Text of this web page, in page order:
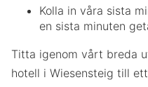
Kolla in våra sista
en sista minuten
Titta igenom vårt breda
hotell i Wiesensteig till